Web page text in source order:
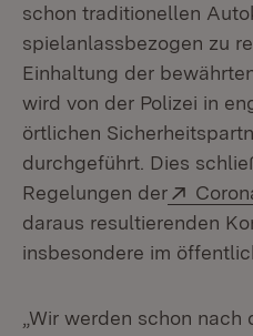
schon traditionellen
spielanlassbezogen zu
Einhaltung der
wird von der Polizei in
örtlichen
durchgeführt. Dies
Regelungen der
daraus resultierenden
insbesondere im
„Wir werden schon